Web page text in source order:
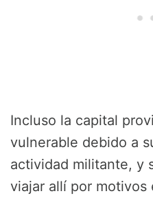
Incluso la capital
vulnerable debido a
actividad militante, y
viajar allí por motivos